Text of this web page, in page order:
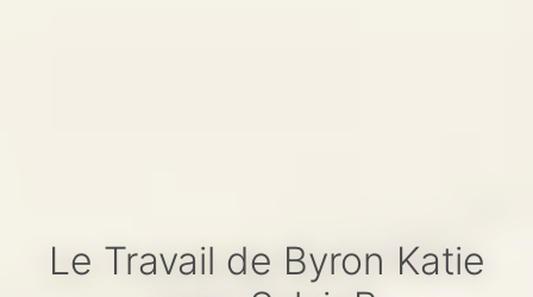
Le Travail de Byron Katie